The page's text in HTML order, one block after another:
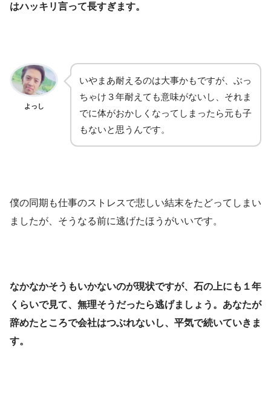
はハッキリ言って長すぎます。
よっし
いやまあ耐えるのは大事かもですが、ぶっ
ちゃけ３年耐えても意味がないし、それま
でに体がおかしくなってしまったら元も子
もないと思うんです。
僕の同期も仕事のストレスで悲しい結末をたどってしまい
ましたが、そうなる前に逃げたほうがいいです。
なかなかそうもいかないのが現状ですが、石の上にも１年
くらいで見て、無理そうだったら逃げましょう。あなたが
辞めたところで会社はつぶれないし、平気で続いていきま
す。